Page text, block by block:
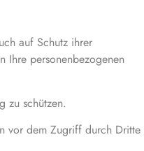
auf Schutz ihrer
Ihre personenbezogenen
zu schützen.
vor dem Zugriff durch Dritte